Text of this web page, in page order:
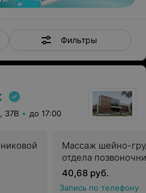
Фильтры
37В до 17:00
Массаж шейно-
отдела
40,68 руб.
Запись по телефону